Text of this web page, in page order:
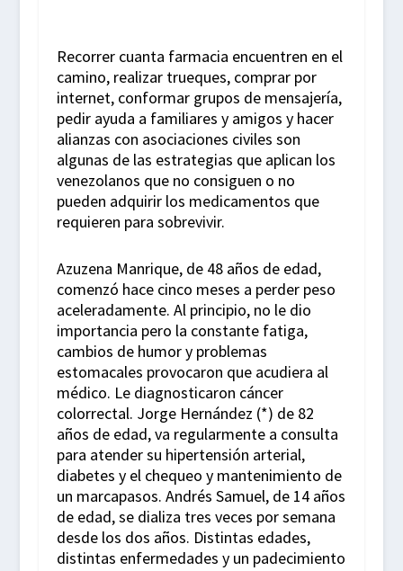
Recorrer cuanta farmacia encuentren en el
camino, realizar trueques, comprar por
internet, conformar grupos de mensajería,
pedir ayuda a familiares y amigos y hacer
alianzas con asociaciones civiles son
algunas de las estrategias que aplican los
venezolanos que no consiguen o no
pueden adquirir los medicamentos que
requieren para sobrevivir.
Azuzena Manrique, de 48 años de edad,
comenzó hace cinco meses a perder peso
aceleradamente. Al principio, no le dio
importancia pero la constante fatiga,
cambios de humor y problemas
estomacales provocaron que acudiera al
médico. Le diagnosticaron cáncer
colorrectal. Jorge Hernández (*) de 82
años de edad, va regularmente a consulta
para atender su hipertensión arterial,
diabetes y el chequeo y mantenimiento de
un marcapasos. Andrés Samuel, de 14 años
de edad, se dializa tres veces por semana
desde los dos años. Distintas edades,
distintas enfermedades y un padecimiento